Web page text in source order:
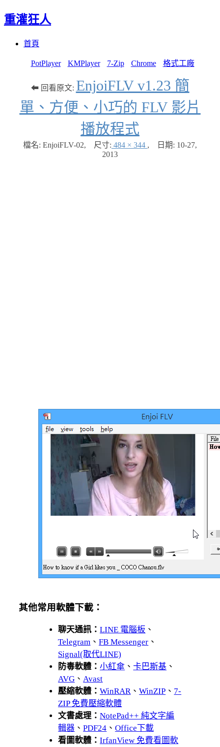
重灌狂人
首頁
PotPlayer KMPlayer 7-Zip Chrome 格式工廠
⬅ 回看原文: EnjoiFLV v1.23 簡
單、方便、小巧的 FLV 影片
播放程式
檔名: EnjoiFLV-02, 尺寸: 484 × 344 , 日期: 10-27,
2013
其他常用軟體下載：
聊天通訊：LINE 電腦板 、
Telegram 、FB Messenger 、
Signal(取代LINE)
防毒軟體：小紅傘 、卡巴斯基 、
AVG 、 Avast
壓縮軟體：WinRAR 、WinZIP 、 7-
ZIP 免費壓縮軟體
文書處理：NotePad++ 純文字編
輯器 、PDF24 、Office下載
看圖軟體：IrfanView 免費看圖軟